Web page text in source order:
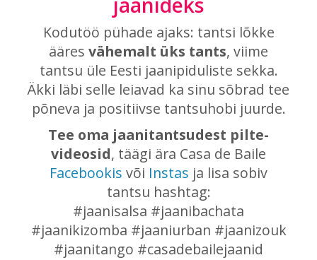
Kodutöö pühade ajaks: tantsi lõkke
ääres vähemalt üks tants, viime
tantsu üle Eesti jaanipiduliste sekka.
Äkki läbi selle leiavad ka sinu sõbrad tee
põneva ja positiivse tantsuhobi juurde.
Tee oma jaanitantsudest pilte-
videosid, täägi ära Casa de Baile
Facebookis või Instas ja lisa sobiv
tantsu hashtag:
#jaanisalsa #jaanibachata
#jaanikizomba #jaaniurban #jaanizouk
#jaanitango #casadebailejaanid